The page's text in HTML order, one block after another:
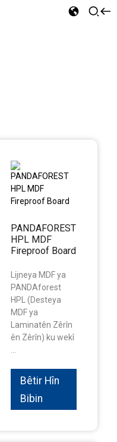
PANDAFOREST
HPL MDF
Fireproof Board
Lijneya MDF ya
PANDAforest
HPL (Desteya
MDF ya
Laminatên Zêrîn
ên Zêrîn) ku wekî
Bêtir Hîn
Bibin